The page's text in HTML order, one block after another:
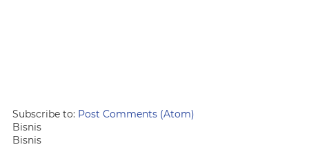
Subscribe to: Post Comments (Atom)
Bisnis
Bisnis